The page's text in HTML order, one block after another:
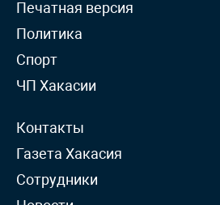
Печатная версия
Политика
Спорт
ЧП Хакасии
Контакты
Газета Хакасия
Сотрудники